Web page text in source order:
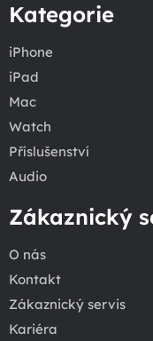
Kategorie
iPhone
iPad
Mac
Watch
Příslušenství
Audio
Zákaznický
O nás
Kontakt
Zákaznický servis
Kariéra